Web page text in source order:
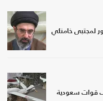
لمجتبى خامنئي
قوات سعودية